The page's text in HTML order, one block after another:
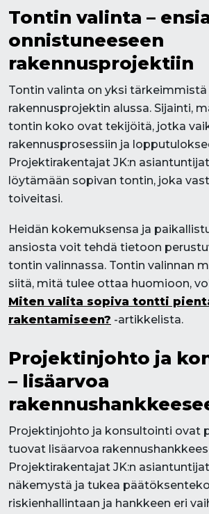
Tontin valinta –
onnistuneeseen
rakennusprojektiin
Tontin valinta on yksi
rakennusprojektin alussa. Sijainti,
tontin koko ovat tekijöitä, jotka
rakennusprosessiin ja
Projektirakentajat JK:n
löytämään sopivan tontin, joka
toiveitasi.
Heidän kokemuksensa ja
ansiosta voit tehdä tietoon
tontin valinnassa. Tontin valinnan
siitä, mitä tulee ottaa huomioon,
Miten valita sopiva tontti
rakentamiseen? -artikkelista.
Projektinjohto ja
– lisäarvoa
Projektinjohto ja konsultointi ovat
tuovat lisäarvoa
Projektirakentajat JK:n
näkemystä ja tukea
riskienhallintaan ja hankkeen eri